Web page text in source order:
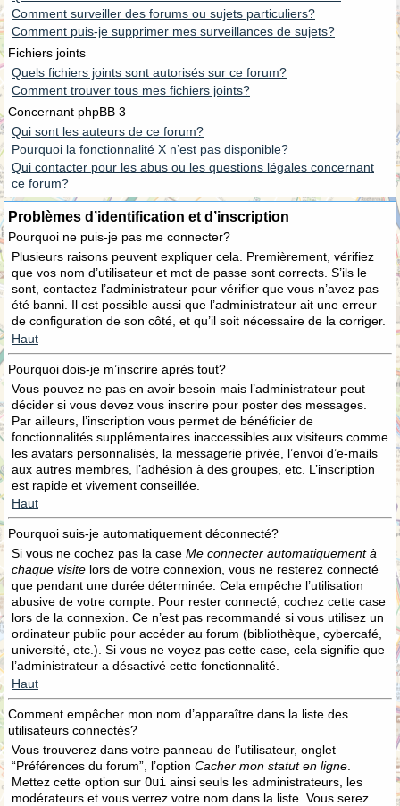
Comment surveiller des forums ou sujets particuliers?
Comment puis-je supprimer mes surveillances de sujets?
Fichiers joints
Quels fichiers joints sont autorisés sur ce forum?
Comment trouver tous mes fichiers joints?
Concernant phpBB 3
Qui sont les auteurs de ce forum?
Pourquoi la fonctionnalité X n’est pas disponible?
Qui contacter pour les abus ou les questions légales concernant
ce forum?
Problèmes d’identification et d’inscription
Pourquoi ne puis-je pas me connecter?
Plusieurs raisons peuvent expliquer cela. Premièrement, vérifiez
que vos nom d’utilisateur et mot de passe sont corrects. S’ils le
sont, contactez l’administrateur pour vérifier que vous n’avez pas
été banni. Il est possible aussi que l’administrateur ait une erreur
de configuration de son côté, et qu’il soit nécessaire de la corriger.
Haut
Pourquoi dois-je m’inscrire après tout?
Vous pouvez ne pas en avoir besoin mais l’administrateur peut
décider si vous devez vous inscrire pour poster des messages.
Par ailleurs, l’inscription vous permet de bénéficier de
fonctionnalités supplémentaires inaccessibles aux visiteurs comme
les avatars personnalisés, la messagerie privée, l’envoi d’e-mails
aux autres membres, l’adhésion à des groupes, etc. L’inscription
est rapide et vivement conseillée.
Haut
Pourquoi suis-je automatiquement déconnecté?
Si vous ne cochez pas la case Me connecter automatiquement à
chaque visite lors de votre connexion, vous ne resterez connecté
que pendant une durée déterminée. Cela empêche l’utilisation
abusive de votre compte. Pour rester connecté, cochez cette case
lors de la connexion. Ce n’est pas recommandé si vous utilisez un
ordinateur public pour accéder au forum (bibliothèque, cybercafé,
université, etc.). Si vous ne voyez pas cette case, cela signifie que
l’administrateur a désactivé cette fonctionnalité.
Haut
Comment empêcher mon nom d’apparaître dans la liste des
utilisateurs connectés?
Vous trouverez dans votre panneau de l’utilisateur, onglet
“Préférences du forum”, l’option Cacher mon statut en ligne
Mettez cette option sur Oui ainsi seuls les administrateurs, les
modérateurs et vous verrez votre nom dans la liste. Vous serez